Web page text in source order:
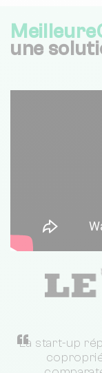
une
“
La start-up